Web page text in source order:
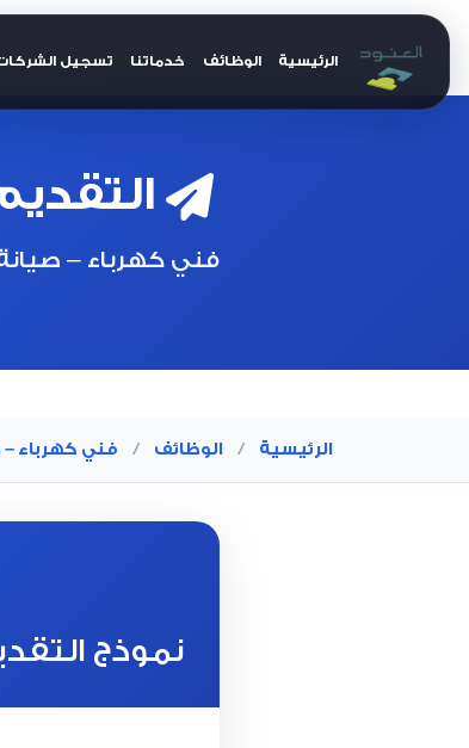
العنود للتوظيف
الرئيسية الوظائف خدماتنا تسجيل
فني كهرباء –
الرئيسية / الوظائف / فني كهرباء
نموذج